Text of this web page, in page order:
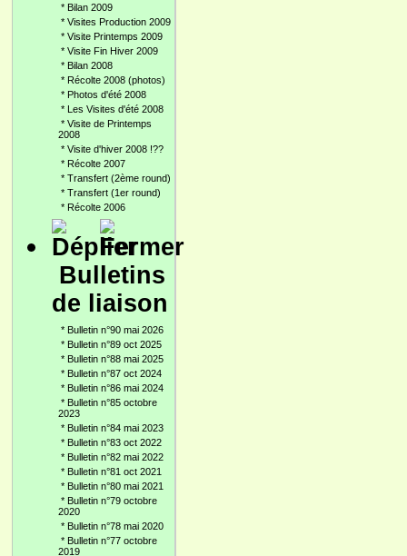
* Bilan 2009
* Visites Production 2009
* Visite Printemps 2009
* Visite Fin Hiver 2009
* Bilan 2008
* Récolte 2008 (photos)
* Photos d'été 2008
* Les Visites d'été 2008
* Visite de Printemps
2008
* Visite d'hiver 2008 !??
* Récolte 2007
* Transfert (2ème round)
* Transfert (1er round)
* Récolte 2006
Bulletins
de liaison
* Bulletin n°90 mai 2026
* Bulletin n°89 oct 2025
* Bulletin n°88 mai 2025
* Bulletin n°87 oct 2024
* Bulletin n°86 mai 2024
* Bulletin n°85 octobre
2023
* Bulletin n°84 mai 2023
* Bulletin n°83 oct 2022
* Bulletin n°82 mai 2022
* Bulletin n°81 oct 2021
* Bulletin n°80 mai 2021
* Bulletin n°79 octobre
2020
* Bulletin n°78 mai 2020
* Bulletin n°77 octobre
2019